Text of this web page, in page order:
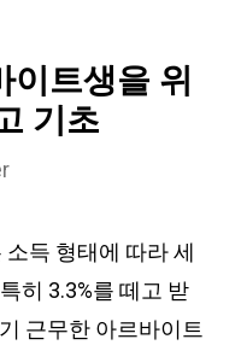
이트생을 위
기초
득 형태에 따라 세
히 3.3%를 떼고 받
근무한 아르바이트